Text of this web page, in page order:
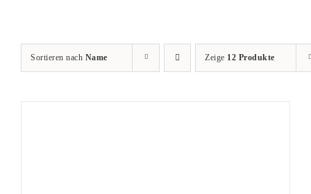
Sortieren nach Name Zeige 12 Produkte